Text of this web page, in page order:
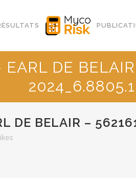
EARL DE
2024_6.8805.1
DE BELAIR –
Likes